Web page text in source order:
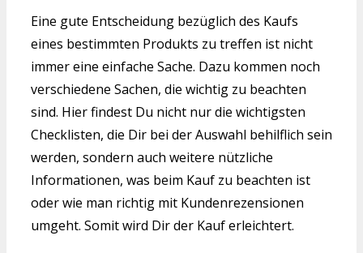
Eine gute Entscheidung bezüglich des Kaufs
eines bestimmten Produkts zu treffen ist nicht
immer eine einfache Sache. Dazu kommen noch
verschiedene Sachen, die wichtig zu beachten
sind. Hier findest Du nicht nur die wichtigsten
Checklisten, die Dir bei der Auswahl behilflich sein
werden, sondern auch weitere nützliche
Informationen, was beim Kauf zu beachten ist
oder wie man richtig mit Kundenrezensionen
umgeht. Somit wird Dir der Kauf erleichtert.